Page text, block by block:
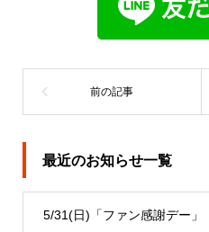
最近のお知らせ一覧
5/31(日)「ファン感謝デー」